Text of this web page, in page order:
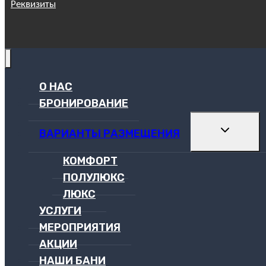
Реквизиты
О НАС
БРОНИРОВАНИЕ
ВАРИАНТЫ РАЗМЕЩЕНИЯ
МЕНЮ
КОМФОРТ
ПОЛУЛЮКС
ЛЮКС
УСЛУГИ
МЕРОПРИЯТИЯ
АКЦИИ
НАШИ БАНИ